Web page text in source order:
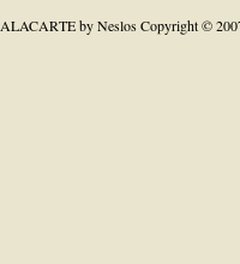
ALACARTE by NeslosCopyright ©